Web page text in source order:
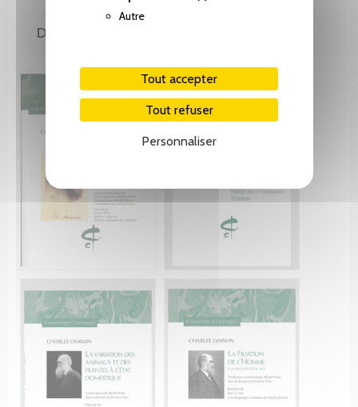
Autre
Tout accepter
Tout refuser
Personnaliser
DE LA MÊME COLLECTION